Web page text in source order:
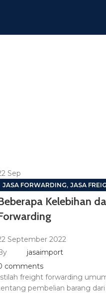
Sep
JASA FORWARDING, JASA
Kelebihan
September 2022
jasaimport
comments
freight forwarding
pembelian barang